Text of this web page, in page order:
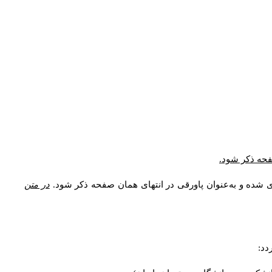
ذکر شود.
شده و به‌عنوان پاورقی در انتهای همان صفحه ذکر شود. در متن